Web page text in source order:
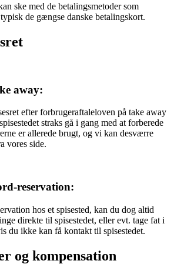
ske med de betalingsmetoder som
de gængse danske betalingskort.
away:
efter forbrugeraftaleloven på take away
straks gå i gang med at forberede
er allerede brugt, og vi kan desværre
vores side.
reservation:
hos et spisested, kan du dog altid
direkte til spisestedet, eller evt. tage fat i
du ikke kan få kontakt til spisestedet.
og kompensation